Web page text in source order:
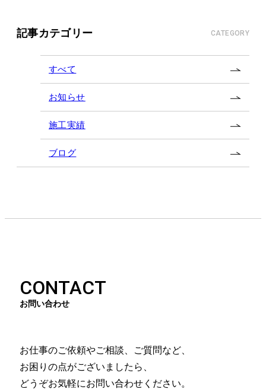
記事カテゴリー CATEGORY
すべて
お知らせ
施工実績
ブログ
CONTACT
お問い合わせ
お仕事のご依頼やご相談、ご質問など、
お困りの点がございましたら、
どうぞお気軽にお問い合わせください。